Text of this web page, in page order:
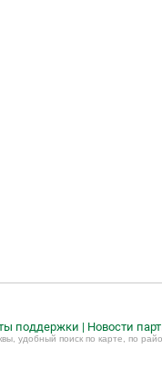
поддержки | Новости
удобный поиск по карте, по